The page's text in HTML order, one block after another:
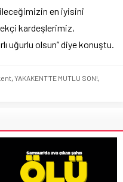
en iyisini
kardeşlerimiz,
uğurlu olsun” diye konuştu.
YAKAKENT'TE MUTLU SON!